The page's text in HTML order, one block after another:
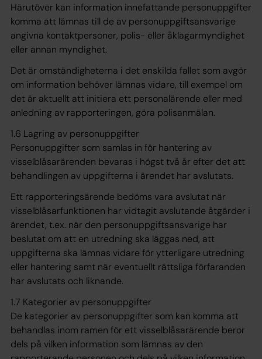
Härutöver kan information innefattande personuppgifter
komma att lämnas till de av personuppgiftsansvarige
angivna kontaktpersoner, polis- eller åklagarmyndighet
eller annan myndighet.
Det är omständigheterna i det enskilda fallet som avgör
om information behöver lämnas vidare, till exempel om
det är aktuellt att initiera ett personalärende eller med
anledning av rapporteringen, göra polisanmälan.
1.6 Lagring av personuppgifter
Personuppgifter som samlas in för hantering av
visselblåsarärenden bevaras i högst två år efter det att
behandlingen av uppgifterna i ärendet har avslutats.
Ett rapporteringsärende bedöms vara avslutat när
visselblåsarfunktionen har vidtagit avslutande åtgärder i
ärendet, t.ex. när den personuppgiftsansvarige har
beslutat om att en utredning ska läggas ned, att
uppgifterna ska lämnas vidare för ytterligare utredning
eller hantering samt när eventuellt rättsliga förfaranden
har avslutats och liknande.
1.7 Kategorier av personuppgifter
De kategorier av personuppgifter som kan komma att
behandlas inom ramen för ett visselblåsarärende beror
dels på vilken information som lämnas av den